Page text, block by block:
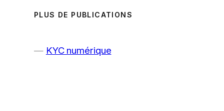
PLUS DE PUBLICATIONS
KYC numérique